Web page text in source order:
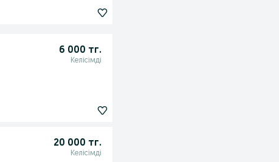
6 000 тг.
Келісімді
20 000 тг.
Келісімді